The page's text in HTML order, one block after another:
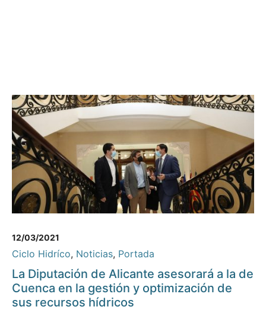
12/03/2021
Ciclo Hidríco, Noticias, Portada
La Diputación de Alicante asesorará a la de
Cuenca en la gestión y optimización de
sus recursos hídricos